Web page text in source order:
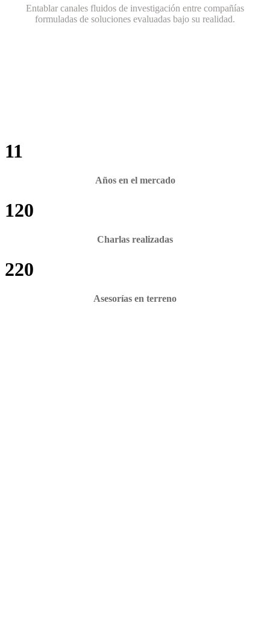
Entablar canales fluidos de investigación entre compañías
formuladas de soluciones evaluadas bajo su realidad.
11
Años en el mercado
120
Charlas realizadas
220
Asesorías en terreno